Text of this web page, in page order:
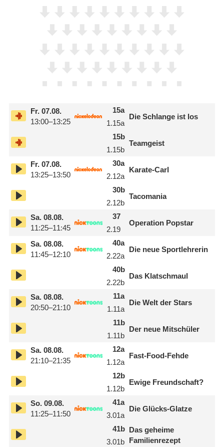
Fr.07.08.
13:00–13:25
15
1.15
a
a
Die Schlange ist los
15
1.15
b
b
Teamgeist
Fr.07.08.
13:25–13:50
30
2.12
a
a
Karate-Carl
30
2.12
b
b
Tacomania
Sa.08.08.
11:25–11:45
37
2.19
Operation Popstar
Sa.08.08.
11:45–12:10
40
2.22
a
a
Die neue Sportlehrerin
40
2.22
b
b
Das Klatschmaul
Sa.08.08.
20:50–21:10
11
1.11
a
a
Die Welt der Stars
11
1.11
b
b
Der neue Mitschüler​
Sa.08.08.
21:10–21:35
12
1.12
a
a
Fast-Food-Fehde
12
1.12
b
b
Ewige Freundschaft?
So.09.08.
11:25–11:50
41
3.01
a
a
Die Glücks-Glatze
41
3.01
b
b
Das geheime
Familienrezept